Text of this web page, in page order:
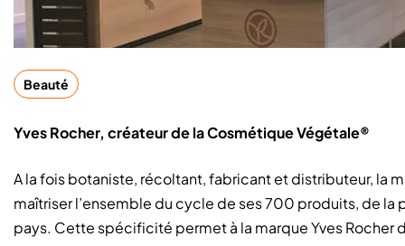
Beauté
Yves Rocher, créateur de la Cosmétique Végétale®
A la fois botaniste, récoltant, fabricant et distributeur, la
maîtriser l’ensemble du cycle de ses 700 produits, de
pays. Cette spécificité permet à la marque Yves